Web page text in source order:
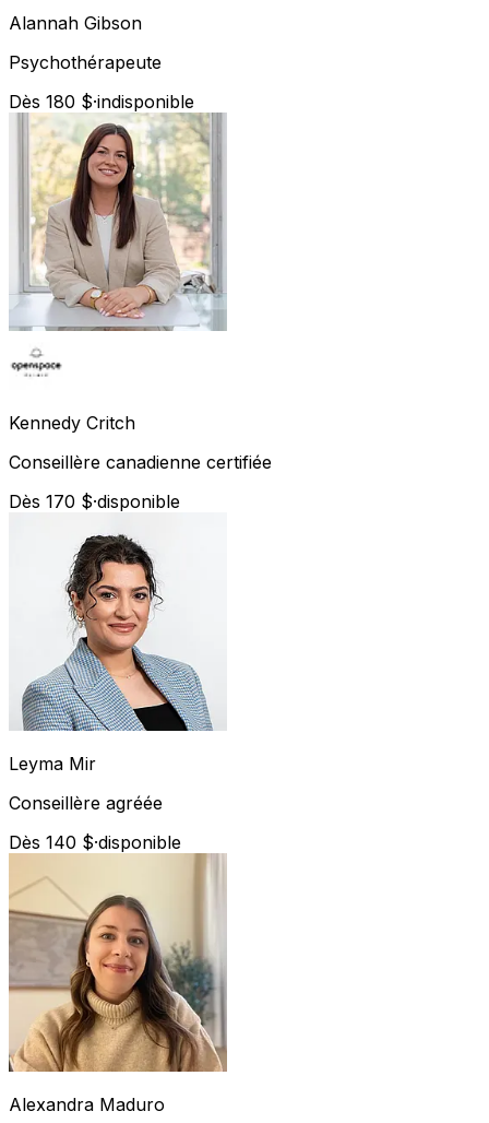
Alannah Gibson
Psychothérapeute
Dès 180 $·indisponible
Kennedy Critch
Conseillère canadienne certifiée
Dès 170 $·disponible
Leyma Mir
Conseillère agréée
Dès 140 $·disponible
Alexandra Maduro